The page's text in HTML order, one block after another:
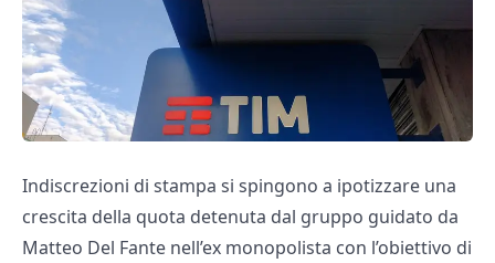
Indiscrezioni di stampa si spingono a ipotizzare una
crescita della quota detenuta dal gruppo guidato da
Matteo Del Fante nell’ex monopolista con l’obiettivo di